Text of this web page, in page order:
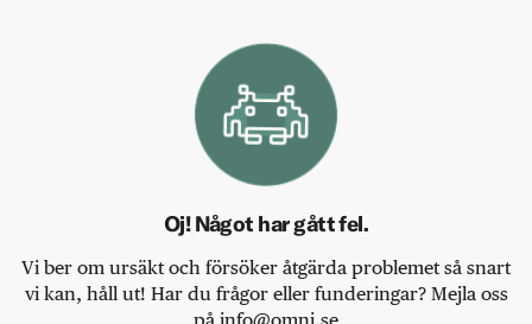
Oj! Något har gått fel.
Vi ber om ursäkt och försöker åtgärda problemet så snart
vi kan, håll ut! Har du frågor eller funderingar? Mejla oss